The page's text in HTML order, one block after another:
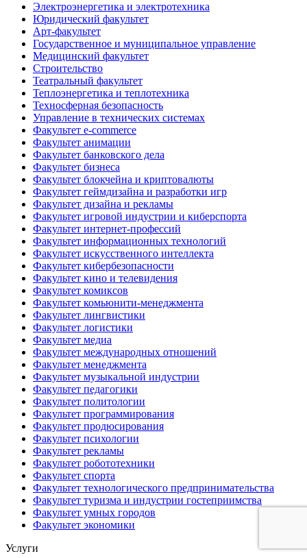
Электроэнергетика и электротехника
Юридический факультет
Арт-факультет
Государственное и муниципальное управление
Медицинский факультет
Строительство
Театральный факультет
Теплоэнергетика и теплотехника
Техносферная безопасность
Управление в технических системах
Факультет e-commerce
Факультет анимации
Факультет банковского дела
Факультет бизнеса
Факультет блокчейна и криптовалюты
Факультет геймдизайна и разработки игр
Факультет дизайна и рекламы
Факультет игровой индустрии и киберспорта
Факультет интернет-профессий
Факультет информационных технологий
Факультет искусственного интеллекта
Факультет кибербезопасности
Факультет кино и телевидения
Факультет комиксов
Факультет комьюнити-менеджмента
Факультет лингвистики
Факультет логистики
Факультет медиа
Факультет международных отношений
Факультет менеджмента
Факультет музыкальной индустрии
Факультет педагогики
Факультет политологии
Факультет программирования
Факультет продюсирования
Факультет психологии
Факультет рекламы
Факультет робототехники
Факультет спорта
Факультет технологического предпринимательства
Факультет туризма и индустрии гостеприимства
Факультет умных городов
Факультет экономики
Услуги